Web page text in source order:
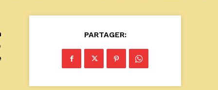
PARTAGER: